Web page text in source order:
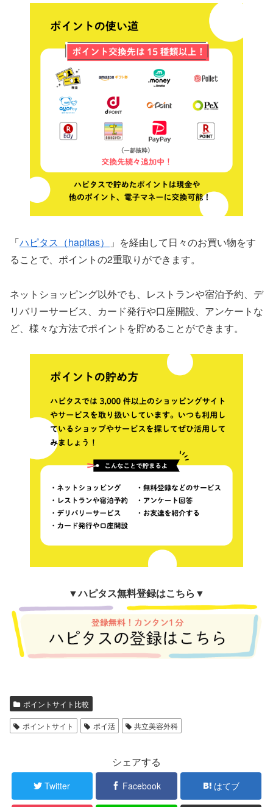
「ハピタス（hapitas）
」を経由して日々のお買い物をす
ることで、ポイントの2重取りができます。
ネットショッピング以外でも、レストランや宿泊予約、デ
リバリーサービス、カード発行や口座開設、アンケートな
ど、様々な方法でポイントを貯めることができます。
▼ハピタス無料登録はこちら▼
ポイントサイト比較
ポイントサイト ポイ活 共立美容外科
シェアする
Twitter Facebook はてブ